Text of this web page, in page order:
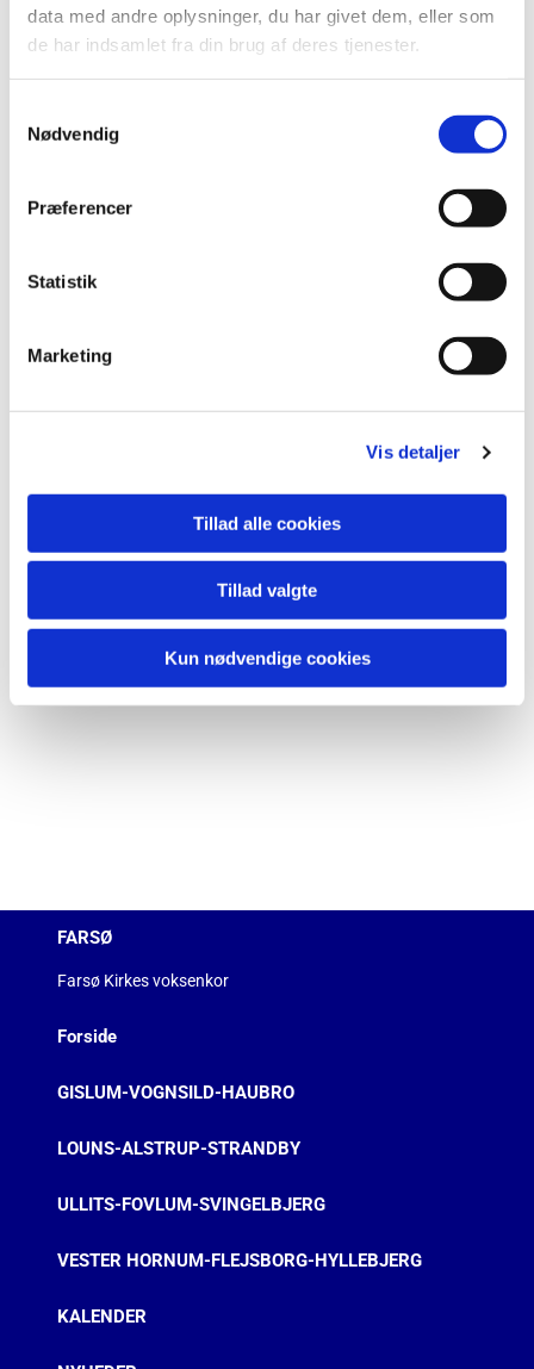
data med andre oplysninger, du har givet dem, eller som
de har indsamlet fra din brug af deres tjenester.
Nødvendig
Præferencer
Statistik
Marketing
Vis detaljer
Tillad alle cookies
Tillad valgte
Kun nødvendige cookies
Du vil måske også kunne
FARSØ
Farsø Kirkes voksenkor
Forside
GISLUM-VOGNSILD-HAUBRO
LOUNS-ALSTRUP-STRANDBY
ULLITS-FOVLUM-SVINGELBJERG
VESTER HORNUM-FLEJSBORG-HYLLEBJERG
KALENDER